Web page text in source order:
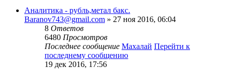
Аналитика - рубль,метал бакс.
Baranov743@gmail.com » 27 ноя 2016, 06:04
8 Ответов
6480 Просмотров
Последнее сообщение Махалай Перейти к
последнему сообщению
19 дек 2016, 17:56